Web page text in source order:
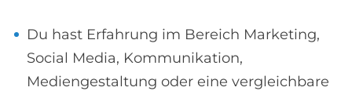
Du hast Erfahrung im Bereich Marketing,
Social Media, Kommunikation,
Mediengestaltung oder eine vergleichbare